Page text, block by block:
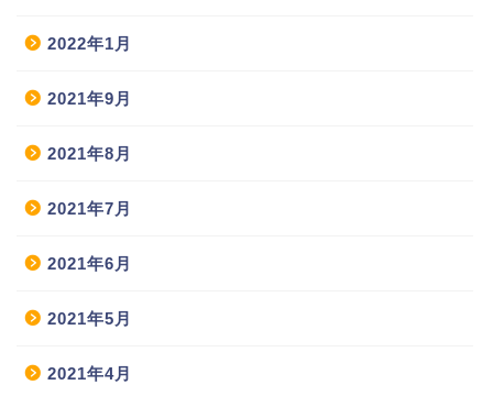
2022年1月
2021年9月
2021年8月
2021年7月
2021年6月
2021年5月
2021年4月